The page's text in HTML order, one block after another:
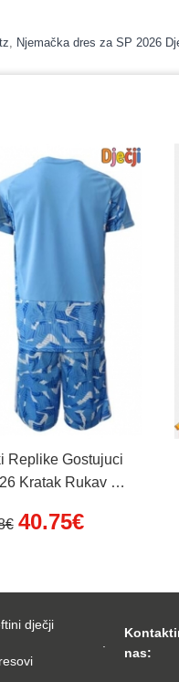
, Njemačka dres za SP 2026
Replike Gostujuci
Kratak Rukav (+
40.75€
dječji
nas: